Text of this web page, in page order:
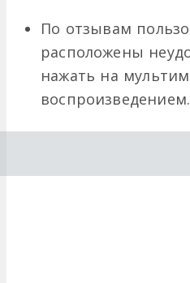
По отзывам
расположены
нажать на
воспроизведением.